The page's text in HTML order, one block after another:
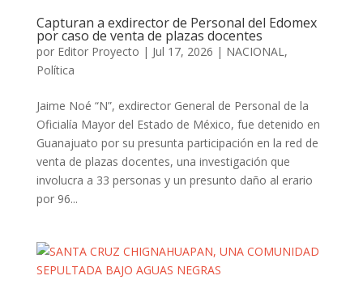
Capturan a exdirector de Personal del Edomex
por caso de venta de plazas docentes
por Editor Proyecto | Jul 17, 2026 | NACIONAL,
Política
Jaime Noé “N”, exdirector General de Personal de la
Oficialía Mayor del Estado de México, fue detenido en
Guanajuato por su presunta participación en la red de
venta de plazas docentes, una investigación que
involucra a 33 personas y un presunto daño al erario
por 96...